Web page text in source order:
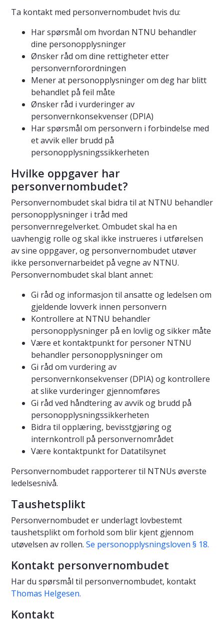
Ta kontakt med personvernombudet hvis du:
Har spørsmål om hvordan NTNU behandler
dine personopplysninger
Ønsker råd om dine rettigheter etter
personvernforordningen
Mener at personopplysninger om deg har blitt
behandlet på feil måte
Ønsker råd i vurderinger av
personvernkonsekvenser (DPIA)
Har spørsmål om personvern i forbindelse med
et avvik eller brudd på
personopplysningssikkerheten
Hvilke oppgaver har
personvernombudet?
Personvernombudet skal bidra til at NTNU behandler
personopplysninger i tråd med
personvernregelverket. Ombudet skal ha en
uavhengig rolle og skal ikke instrueres i utførelsen
av sine oppgaver, og personvernombudet utøver
ikke personvernarbeidet på vegne av NTNU.
Personvernombudet skal blant annet:
Gi råd og informasjon til ansatte og ledelsen om
gjeldende lovverk innen personvern
Kontrollere at NTNU behandler
personopplysninger på en lovlig og sikker måte
Være et kontaktpunkt for personer NTNU
behandler personopplysninger om
Gi råd om vurdering av
personvernkonsekvenser (DPIA) og kontrollere
at slike vurderinger gjennomføres
Gi råd ved håndtering av avvik og brudd på
personopplysningssikkerheten
Bidra til opplæring, bevisstgjøring og
internkontroll på personvernområdet
Være kontaktpunkt for Datatilsynet
Personvernombudet rapporterer til NTNUs øverste
ledelsesnivå.
Taushetsplikt
Personvernombudet er underlagt lovbestemt
taushetsplikt om forhold som blir kjent gjennom
utøvelsen av rollen. Se personopplysningsloven § 18.
Kontakt personvernombudet
Har du spørsmål til personvernombudet, kontakt
Thomas Helgesen.
Kontakt